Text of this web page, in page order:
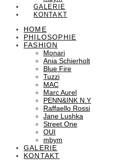
GALERIE
KONTAKT
HOME
PHILOSOPHIE
FASHION
Monari
Ania Schierholt
Blue Fire
Tuzzi
MAC
Marc Aurel
PENN&INK N.Y
Raffaello Rossi
Jane Lushka
Street One
OUI
mbym
GALERIE
KONTAKT